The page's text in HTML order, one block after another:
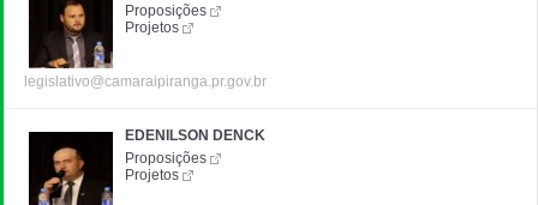
Proposições
Projetos
legislativo@camaraipiranga.pr.gov.br
EDENILSON DENCK
Proposições
Projetos